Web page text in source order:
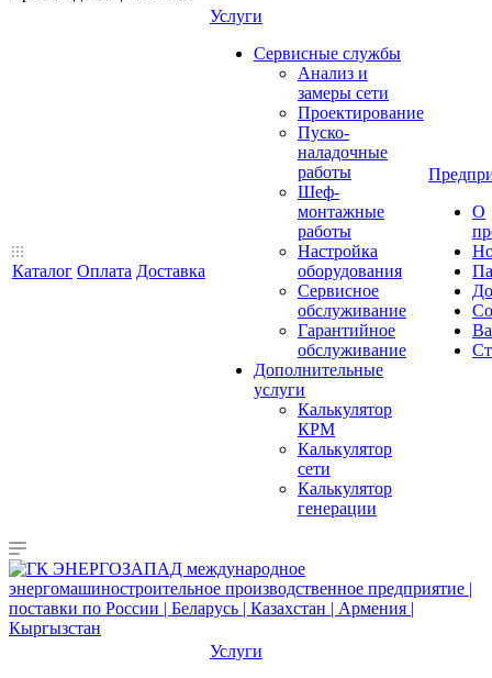
Каталог Оплата Доставка
Услуги
Сервисные службы
Анализ и
замеры сети
Проектирование
Пуско-
наладочные
работы
Шеф-
монтажные
работы
Настройка
оборудования
Сервисное
обслуживание
Гарантийное
обслуживание
Дополнительные
услуги
Калькулятор
КРМ
Калькулятор
сети
Калькулятор
генерации
О
Услуги